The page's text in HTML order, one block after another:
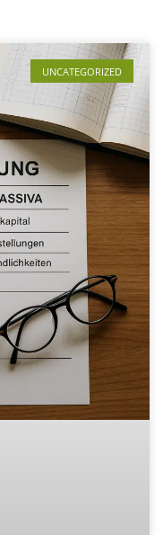
UNCATEGORIZED